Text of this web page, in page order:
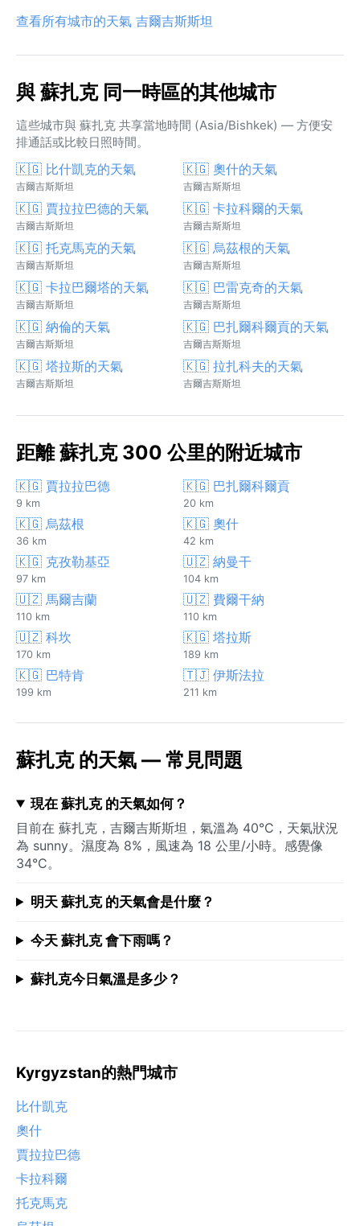
查看所有城市的天氣 吉爾吉斯斯坦
與 蘇扎克 同一時區的其他城市
這些城市與 蘇扎克 共享當地時間 (Asia/Bishkek) — 方便安
排通話或比較日照時間。
🇰🇬 比什凱克的天氣
吉爾吉斯斯坦
🇰🇬 奧什的天氣
吉爾吉斯斯坦
🇰🇬 賈拉拉巴德的天氣
吉爾吉斯斯坦
🇰🇬 卡拉科爾的天氣
吉爾吉斯斯坦
🇰🇬 托克馬克的天氣
吉爾吉斯斯坦
🇰🇬 烏茲根的天氣
吉爾吉斯斯坦
🇰🇬 卡拉巴爾塔的天氣
吉爾吉斯斯坦
🇰🇬 巴雷克奇的天氣
吉爾吉斯斯坦
🇰🇬 納倫的天氣
吉爾吉斯斯坦
🇰🇬 巴扎爾科爾貢的天氣
吉爾吉斯斯坦
🇰🇬 塔拉斯的天氣
吉爾吉斯斯坦
🇰🇬 拉扎科夫的天氣
吉爾吉斯斯坦
距離 蘇扎克 300 公里的附近城市
🇰🇬 賈拉拉巴德
9 km
🇰🇬 巴扎爾科爾貢
20 km
🇰🇬 烏茲根
36 km
🇰🇬 奧什
42 km
🇰🇬 克孜勒基亞
97 km
🇺🇿 納曼干
104 km
🇺🇿 馬爾吉蘭
110 km
🇺🇿 費爾干納
110 km
🇺🇿 科坎
170 km
🇰🇬 塔拉斯
189 km
🇰🇬 巴特肯
199 km
🇹🇯 伊斯法拉
211 km
蘇扎克 的天氣 — 常見問題
現在 蘇扎克 的天氣如何？
目前在 蘇扎克，吉爾吉斯斯坦，氣溫為 40°C，天氣狀況
為 sunny。濕度為 8%，風速為 18 公里/小時。感覺像
34°C。
明天 蘇扎克 的天氣會是什麼？
今天 蘇扎克 會下雨嗎？
蘇扎克今日氣溫是多少？
Kyrgyzstan的熱門城市
比什凱克
奧什
賈拉拉巴德
卡拉科爾
托克馬克